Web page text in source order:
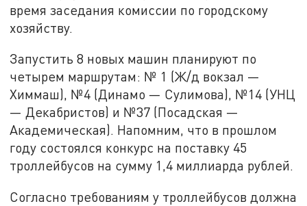
время заседания комиссии по городскому
хозяйству.
Запустить 8 новых машин планируют по
четырем маршрутам: № 1 (Ж/д вокзал —
Химмаш), №4 (Динамо — Сулимова), №14 (УНЦ
— Декабристов) и №37 (Посадская —
Академическая). Напомним, что в прошлом
году состоялся конкурс на поставку 45
троллейбусов на сумму 1,4 миллиарда рублей.
Согласно требованиям у троллейбусов должна